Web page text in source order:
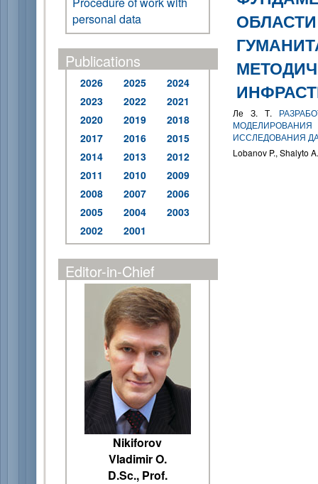
personal data
Publications
2026 2025
2024
2023
2022
2021
2020
2019
2018
2017
2016
2015
2014
2013
2012
2011
2010
2009
2008
2007
2006
2005
2004
2003
2002
2001
Editor-in-Chief
Nikiforov
Vladimir O.
D.Sc., Prof.
Ле З. Т.
ИССЛЕДОВАНИЯ
Lobanov P., Shalyto